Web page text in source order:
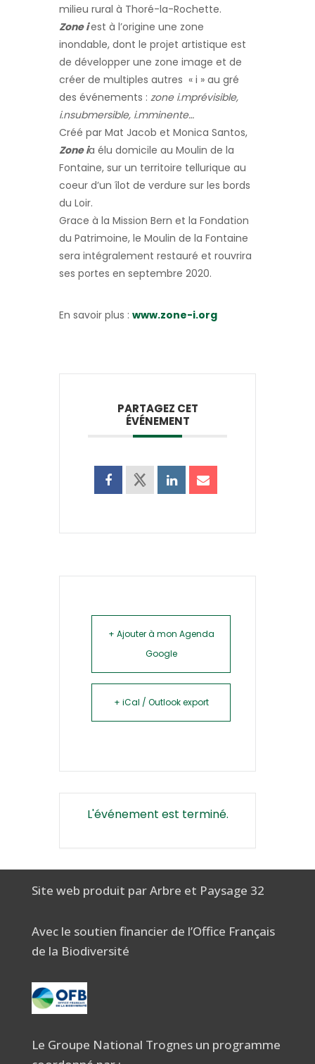
milieu rural à Thoré-la-Rochette.
Zone iest à l’origine une zone
inondable, dont le projet artistique est
de développer une zone image et de
créer de multiples autres « i » au gré
des événements : zone i.mprévisible,
i.nsubmersible, i.mminente…
Créé par Mat Jacob et Monica Santos,
Zone ia élu domicile au Moulin de la
Fontaine, sur un territoire tellurique au
coeur d’un îlot de verdure sur les bords
du Loir.
Grace à la Mission Bern et la Fondation
du Patrimoine, le Moulin de la Fontaine
sera intégralement restauré et rouvrira
ses portes en septembre 2020.
En savoir plus : www.zone-i.org
PARTAGEZ CET
ÉVÉNEMENT
+ Ajouter à mon Agenda
Google
+ iCal / Outlook export
L'événement est terminé.
Site web produit par Arbre et Paysage 32
Avec le soutien financier de l’Office Français
de la Biodiversité
Le Groupe National Trognes un programme